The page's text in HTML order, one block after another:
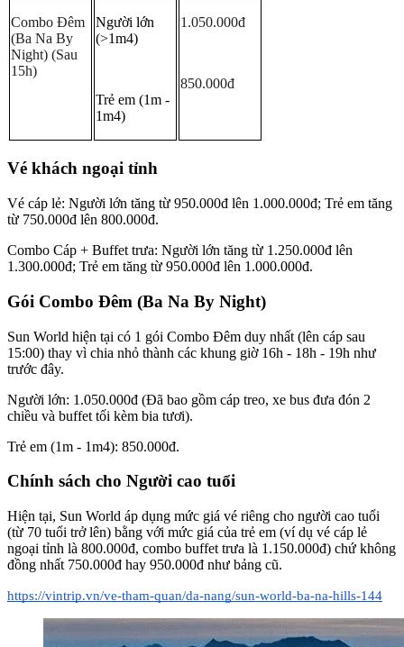
Combo Đêm
(Ba Na By
Night) (Sau
15h)
Người lớn
(>1m4)
Trẻ em (1m -
1m4)
1.050.000đ
850.000đ
Vé khách ngoại tỉnh
Vé cáp lẻ: Người lớn tăng từ 950.000đ lên 1.000.000đ; Trẻ em tăng
từ 750.000đ lên 800.000đ.
Combo Cáp + Buffet trưa: Người lớn tăng từ 1.250.000đ lên
1.300.000đ; Trẻ em tăng từ 950.000đ lên 1.000.000đ.
Gói Combo Đêm (Ba Na By Night)
Sun World hiện tại có 1 gói Combo Đêm duy nhất (lên cáp sau
15:00) thay vì chia nhỏ thành các khung giờ 16h - 18h - 19h như
trước đây.
Người lớn: 1.050.000đ (Đã bao gồm cáp treo, xe bus đưa đón 2
chiều và buffet tối kèm bia tươi).
Trẻ em (1m - 1m4): 850.000đ.
Chính sách cho Người cao tuổi
Hiện tại, Sun World áp dụng mức giá vé riêng cho người cao tuổi
(từ 70 tuổi trở lên) bằng với mức giá của trẻ em (ví dụ vé cáp lẻ
ngoại tỉnh là 800.000đ, combo buffet trưa là 1.150.000đ) chứ không
đồng nhất 750.000đ hay 950.000đ như bảng cũ.
https://vintrip.vn/ve-tham-quan/da-nang/sun-world-ba-na-hills-144